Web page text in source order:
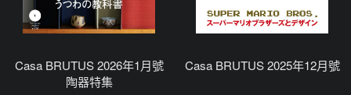
Casa BRUTUS 2026年1月號
陶器特集
Casa BRUTUS 2025年12月號